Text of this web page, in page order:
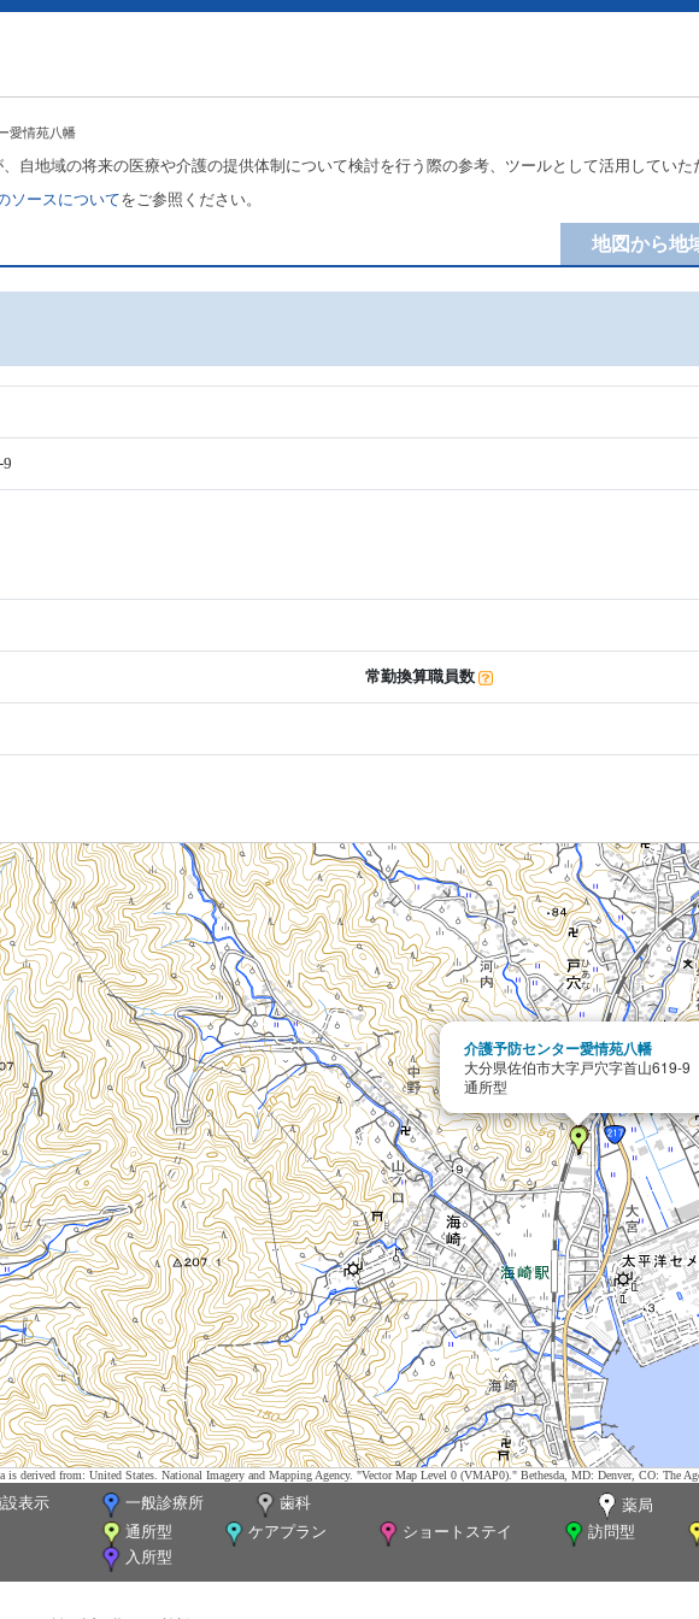
愛情苑八幡
自地域の将来の医療や介護の提供体制について検討を行う際の参考、ツールとして活用してい
ソースについてをご参照ください。
地図から地
常勤換算職員数
介護予防センター愛情苑八幡
大分県佐伯市大字戸穴字首山619-9
通所型
is derived from: United States. National Imagery and Mapping Agency. "Vector Map Level 0 (VMAP0)." Bethesda, MD: Denver, CO: The
表示 一般診療所 歯科
薬局
通所型
ケアプラン ショートステイ
訪問型
入所型